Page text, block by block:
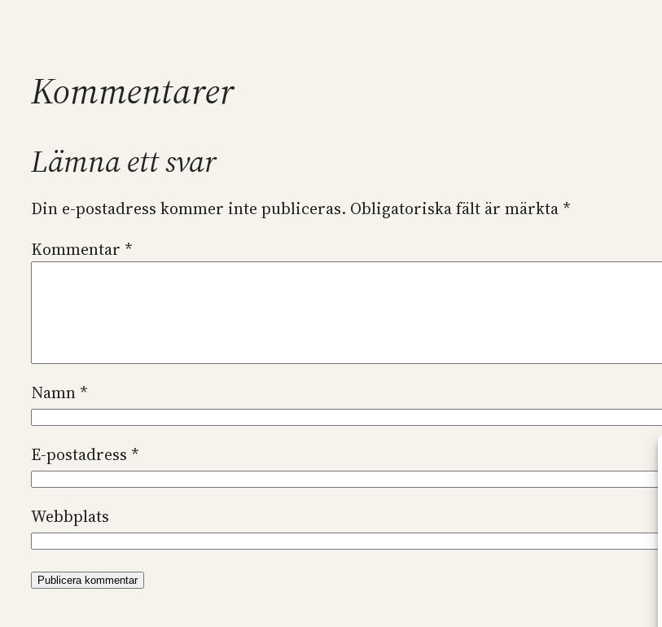
Kommentarer
Lämna ett svar
Din e-postadress kommer inte publiceras. Obligatoriska fält är märkta *
Kommentar *
Namn *
E-postadress *
Webbplats